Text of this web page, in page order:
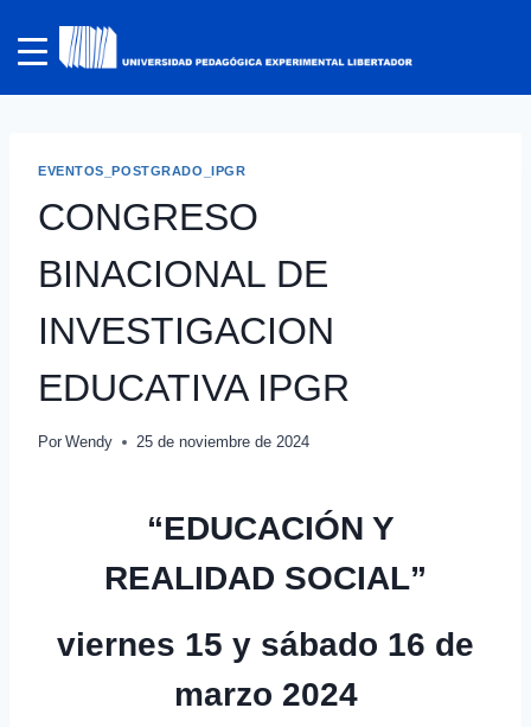
EVENTOS_POSTGRADO_IPGR
CONGRESO
BINACIONAL DE
INVESTIGACION
EDUCATIVA IPGR
Por Wendy 25 de noviembre de 2024
“EDUCACIÓN Y
REALIDAD SOCIAL”
viernes 15 y sábado 16 de
marzo 2024